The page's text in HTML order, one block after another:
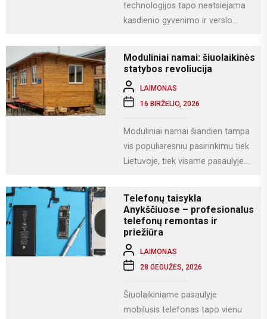
technologijos tapo neatsiejama
kasdienio gyvenimo ir verslo
komunikacijai ir įvairioms
specializuotoms užduotims...
Moduliniai namai: šiuolaikinės
statybos revoliucija
LAIMONAS
16 BIRŽELIO, 2026
Moduliniai namai šiandien tampa
vis populiaresniu pasirinkimu tiek
Lietuvoje, tiek visame pasaulyje.
Telefonų taisykla
Anykščiuose – profesionalus
telefonų remontas ir
priežiūra
LAIMONAS
28 GEGUŽĖS, 2026
Šiuolaikiniame pasaulyje
mobilusis telefonas tapo vienu